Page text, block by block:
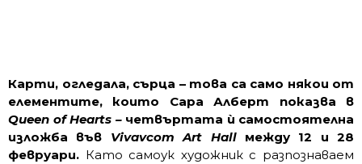
Карти, огледала, сърца – това са само някои от
елементите, които Сара Алберт показва в
Queen of Hearts – четвъртата ѝ самостоятелна
изложба във Vivavcom Art Hallмежду 12 и 28
февруари. Като самоук художник с разпознаваем